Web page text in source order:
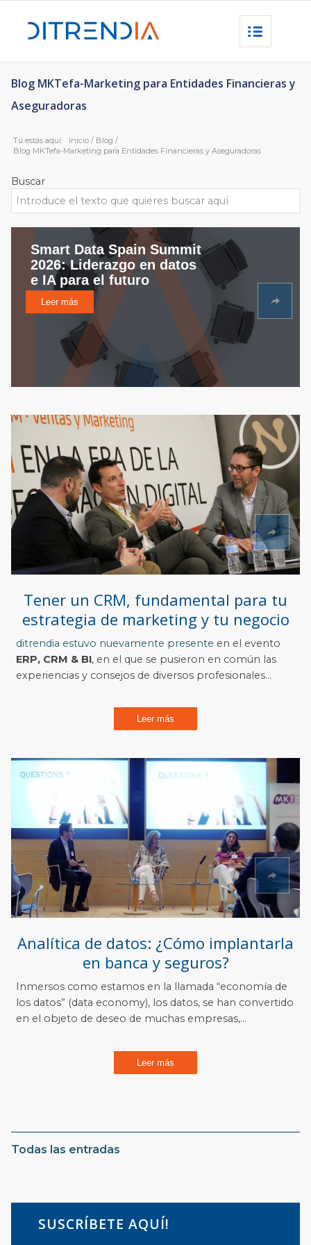
Blog MKTefa-Marketing para Entidades Financieras y
Aseguradoras
Tú estás aquí: Inicio / Blog /
Blog MKTefa-Marketing para Entidades Financieras y Aseguradoras
Buscar
Smart Data Spain Summit
2026: Liderazgo en datos
e IA para el futuro
Leer más
Tener un CRM, fundamental para tu
estrategia de marketing y tu negocio
ditrendia estuvo nuevamente presente en el evento
ERP, CRM & BI, en el que se pusieron en común las
experiencias y consejos de diversos profesionales...
Leer más
Analítica de datos: ¿Cómo implantarla
en banca y seguros?
Inmersos como estamos en la llamada “economía de
los datos” (data economy), los datos, se han convertido
en el objeto de deseo de muchas empresas,...
Leer más
Todas las entradas
SUSCRÍBETE AQUÍ!